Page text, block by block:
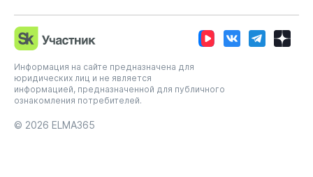
Информация на сайте предназначена для
юридических лиц и не является
информацией, предназначенной для публичного
ознакомления потребителей.
© 2026 ELMA365